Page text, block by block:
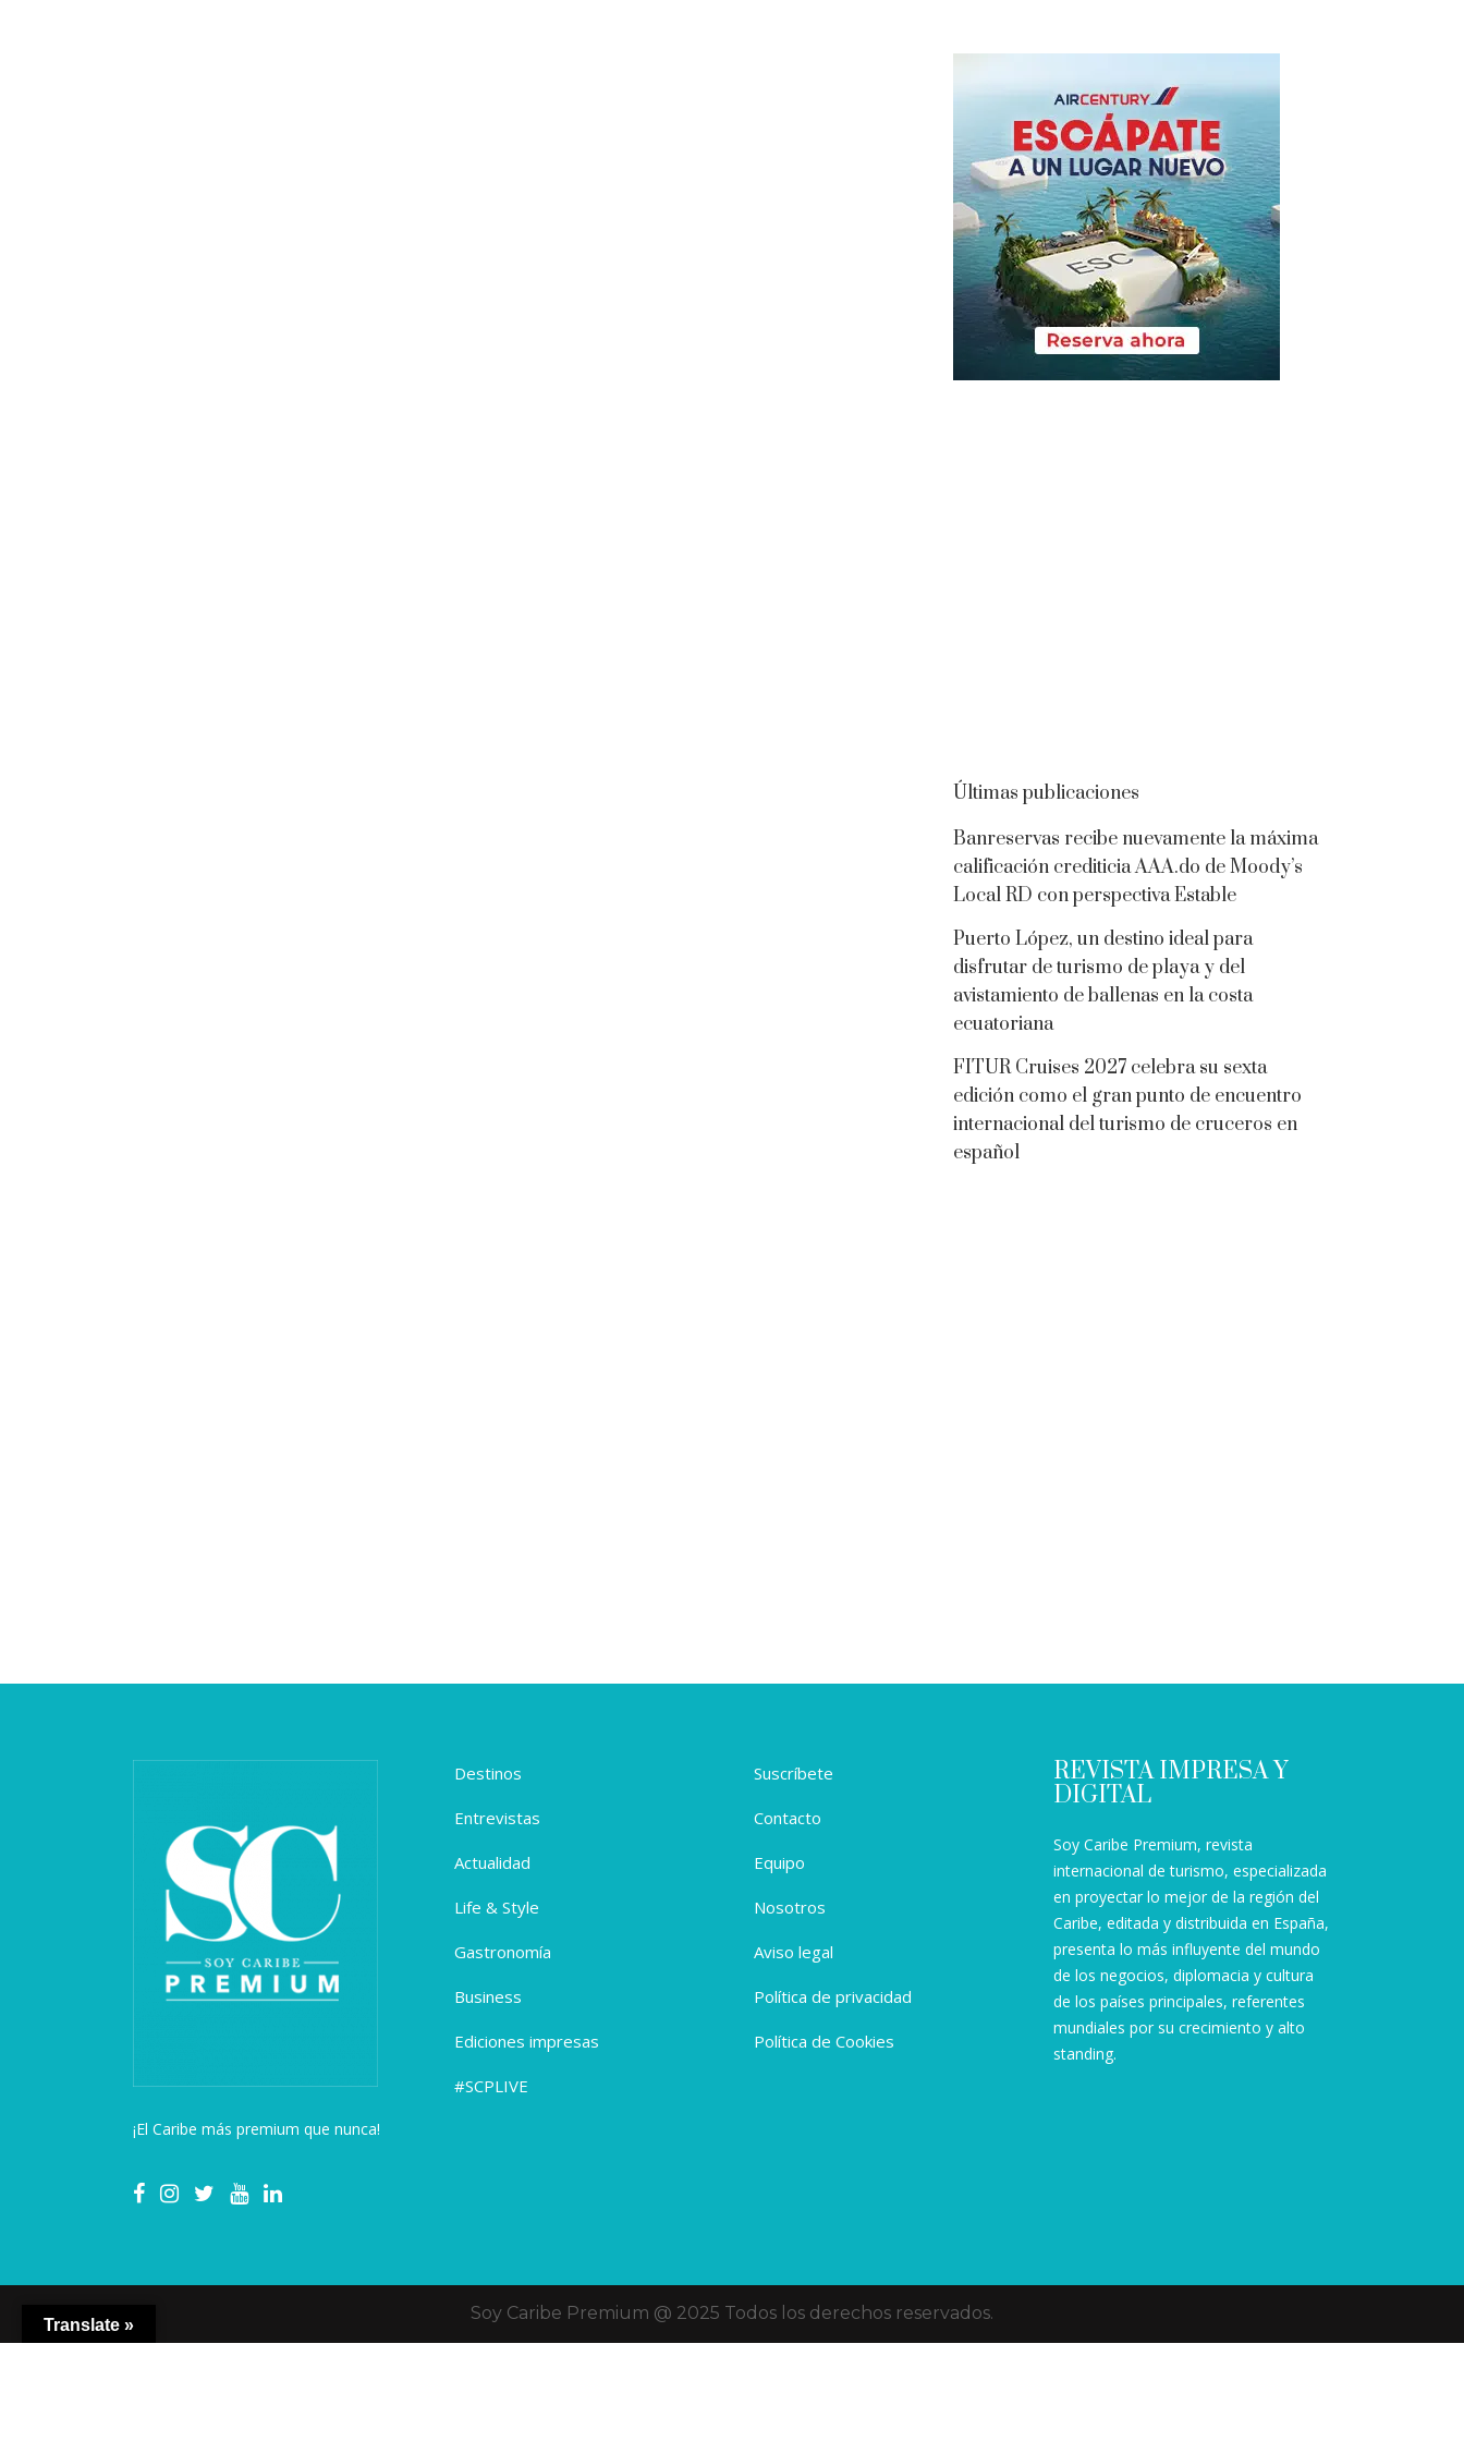
Últimas publicaciones
Banreservas recibe nuevamente la máxima
calificación crediticia AAA.do de Moody’s
Local RD con perspectiva Estable
Puerto López, un destino ideal para
disfrutar de turismo de playa y del
avistamiento de ballenas en la costa
ecuatoriana
FITUR Cruises 2027 celebra su sexta
edición como el gran punto de encuentro
internacional del turismo de cruceros en
español
¡El Caribe más premium que nunca!
Destinos
Entrevistas
Actualidad
Life & Style
Gastronomía
Business
Ediciones impresas
#SCPLIVE
Suscríbete
Contacto
Equipo
Nosotros
Aviso legal
Política de privacidad
Política de Cookies
REVISTA IMPRESA Y
DIGITAL
Soy Caribe Premium, revista
internacional de turismo, especializada
en proyectar lo mejor de la región del
Caribe, editada y distribuida en España,
presenta lo más influyente del mundo
de los negocios, diplomacia y cultura
de los países principales, referentes
mundiales por su crecimiento y alto
standing.
Soy Caribe Premium @ 2025 Todos los derechos reservados.
Translate »